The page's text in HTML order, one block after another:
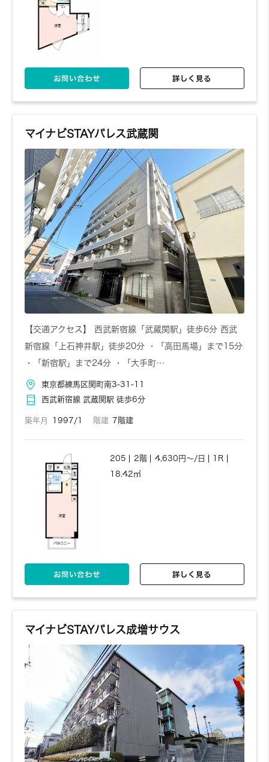
お問い合わせ 詳しく見る
マイナビSTAYパレス武蔵関
【交通アクセス】 西武新宿線「武蔵関駅」徒歩6分 西武
新宿線「上石神井駅」徒歩20分 ・「高田馬場」まで15分
・「新宿駅」まで24分 ・「大手町…
東京都練馬区関町南3-31-11
西武新宿線 武蔵関駅 徒歩6分
築年月 1997/1 階建 7階建
205 2階 4,630円～/日
1R
18.42㎡
お問い合わせ 詳しく見る
マイナビSTAYパレス成増サウス